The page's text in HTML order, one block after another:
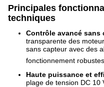
Principales
techniques
Contrôle avancé sans
transparente des
sans capteur avec des
fonctionnement robustes
Haute puissance et
plage de tension DC 10